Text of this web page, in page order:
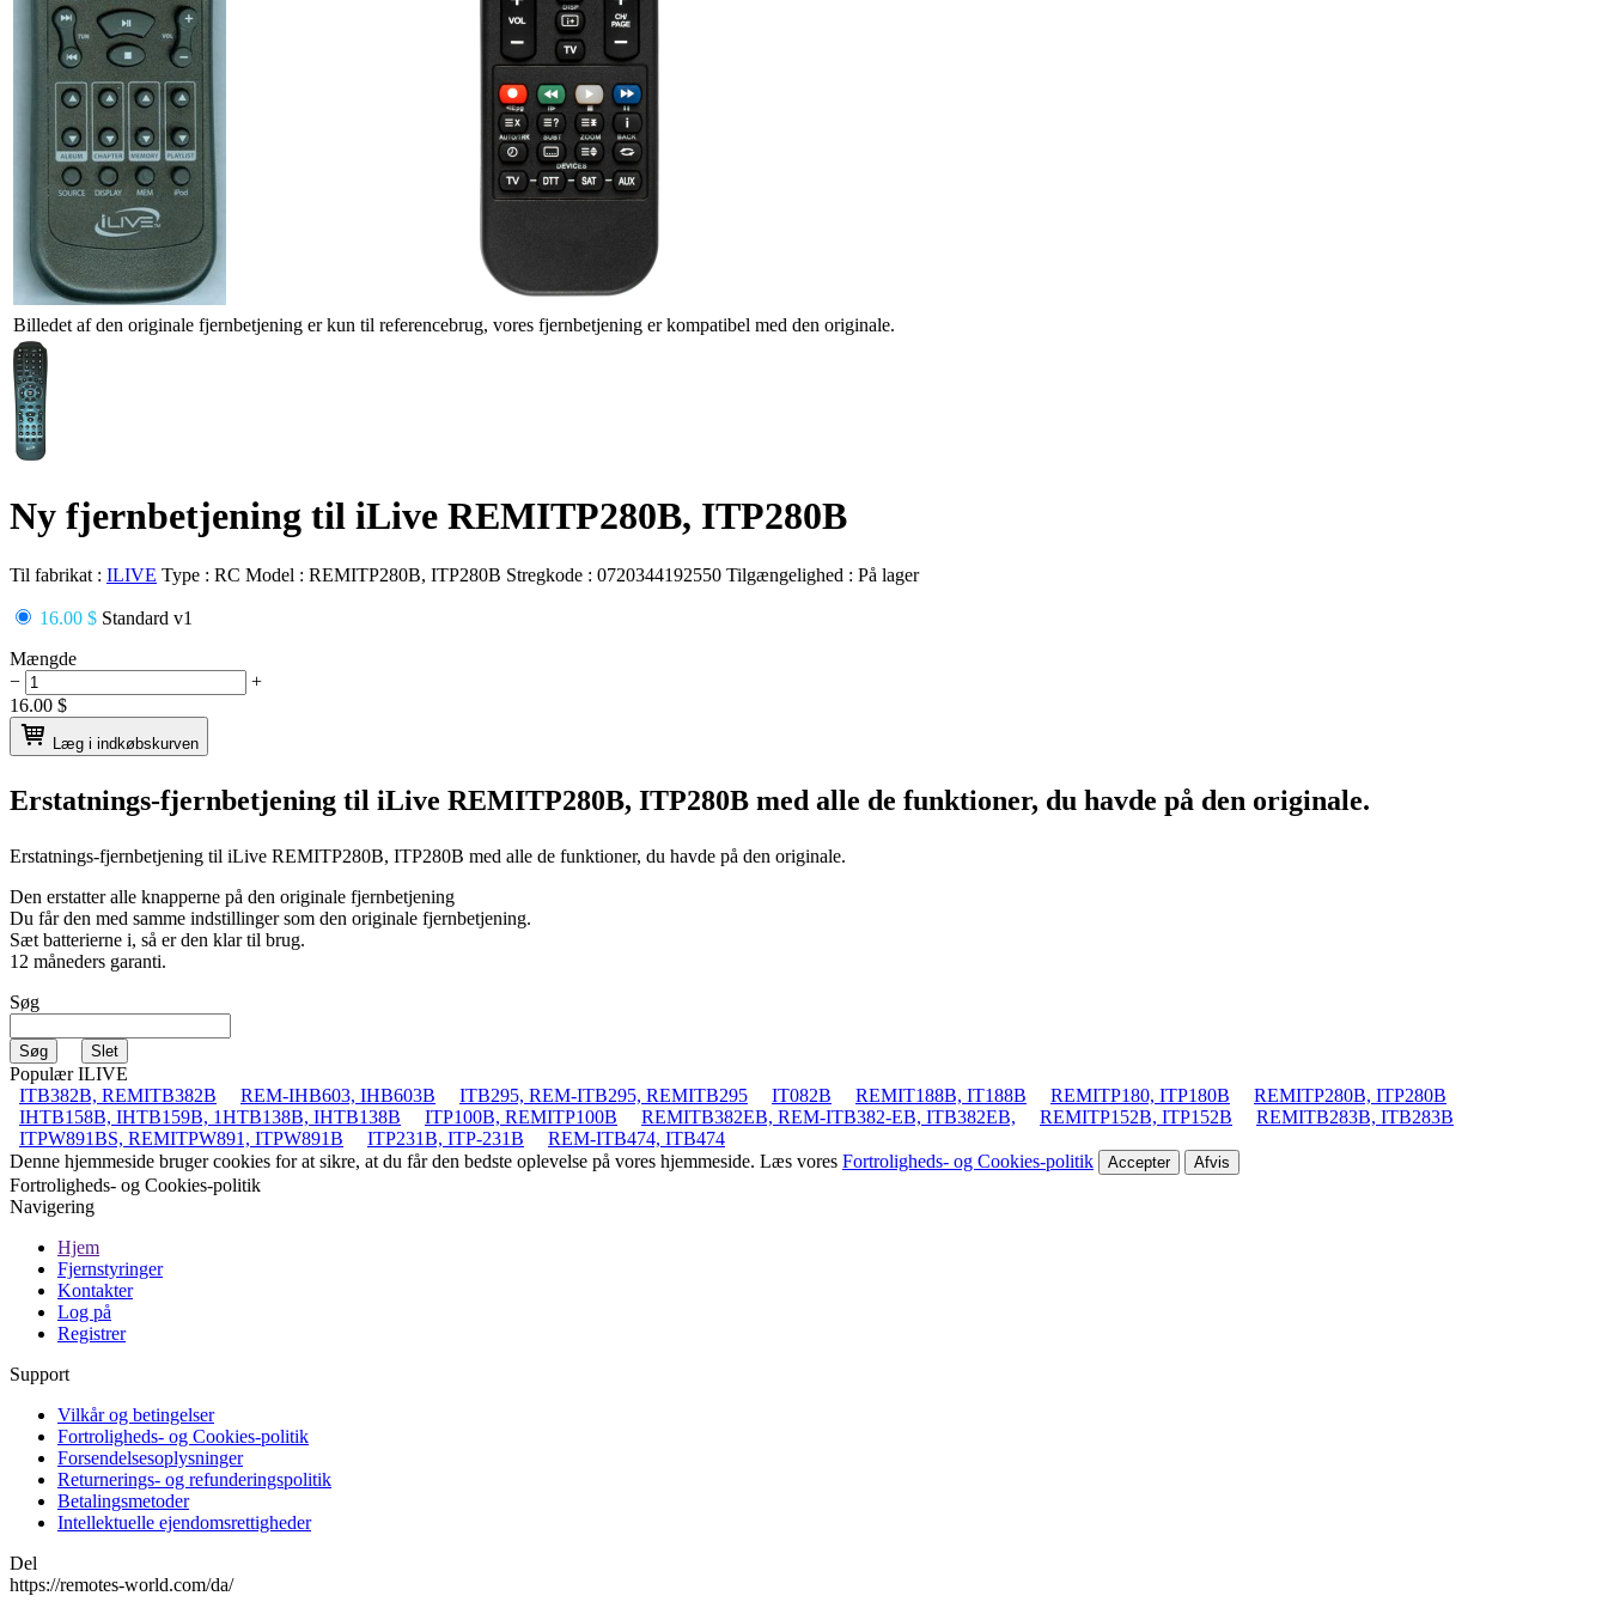
Billedet af den originale fjernbetjening er kun til referencebrug, vores fjernbetjening er kompatibel med den originale.
Ny fjernbetjening til iLive REMITP280B, ITP280B
Til fabrikat : ILIVE Type : RC Model : REMITP280B, ITP280B Stregkode : 0720344192550 Tilgængelighed : På lager
16.00 $ Standard v1
Mængde
−
+
16.00 $
Læg i indkøbskurven
Erstatnings-fjernbetjening til iLive REMITP280B, ITP280B med alle de funktioner, du havde på den originale.
Erstatnings-fjernbetjening til iLive REMITP280B, ITP280B med alle de funktioner, du havde på den originale.
Den erstatter alle knapperne på den originale fjernbetjening
Du får den med samme indstillinger som den originale fjernbetjening.
Sæt batterierne i, så er den klar til brug.
12 måneders garanti.
Søg
Populær ILIVE
ITB382B, REMITB382B
REM-IHB603, IHB603B ITB295, REM-ITB295, REMITB295 IT082B REMIT188B, IT188B REMITP180, ITP180B
REMITP280B, ITP280B
IHTB158B, IHTB159B, 1HTB138B, IHTB138B
ITP100B, REMITP100B REMITB382EB, REM-ITB382-EB, ITB382EB, REMITP152B, ITP152B
REMITB283B, ITB283B
ITPW891BS, REMITPW891, ITPW891B
ITP231B, ITP-231B
REM-ITB474, ITB474
Denne hjemmeside bruger cookies for at sikre, at du får den bedste oplevelse på vores hjemmeside. Læs vores Fortroligheds- og Cookies-politik Accepter Afvis
Fortroligheds- og Cookies-politik
Navigering
Hjem
Fjernstyringer
Kontakter
Log på
Registrer
Support
Vilkår og betingelser
Fortroligheds- og Cookies-politik
Forsendelsesoplysninger
Returnerings- og refunderingspolitik
Betalingsmetoder
Intellektuelle ejendomsrettigheder
Del
https://remotes-world.com/da/